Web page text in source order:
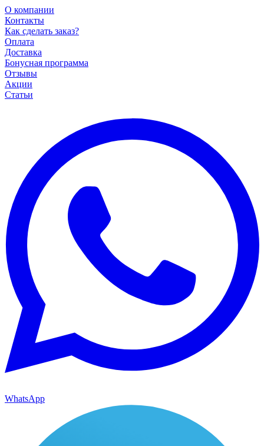
О компании
Контакты
Как сделать заказ?
Оплата
Доставка
Бонусная программа
Отзывы
Акции
Статьи
WhatsApp